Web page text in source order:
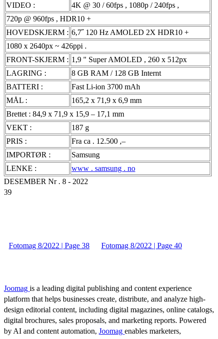
VIDEO :
4K @ 30 / 60fps , 1080p / 240fps ,
720p @ 960fps , HDR10 +
HOVEDSKJERM : 6,7˝ 120 Hz AMOLED 2X HDR10 +
1080 x 2640px ~ 426ppi .
FRONT-SKJERM : 1,9 " Super AMOLED , 260 x 512px
LAGRING :
8 GB RAM / 128 GB Internt
BATTERI :
Fast Li-ion 3700 mAh
MÅL :
165,2 x 71,9 x 6,9 mm
Brettet : 84,9 x 71,9 x 15,9 – 17,1 mm
VEKT :
187 g
PRIS :
Fra ca . 12.500 ,–
IMPORTØR :
Samsung
LENKE :
www . samsung . no
DESEMBER Nr . 8 - 2022
39
Fotomag 8/2022 | Page 38 Fotomag 8/2022 | Page 40
Joomag is a leading digital publishing and content experience
platform that helps businesses create, distribute, and analyze high-
design editorial content, including digital magazines, online catalogs,
digital brochures, sales proposals, and marketing reports. Powered
by AI and content automation, Joomag enables marketers,